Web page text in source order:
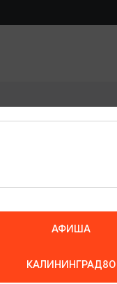
АФИША
КАЛИНИНГРАД80